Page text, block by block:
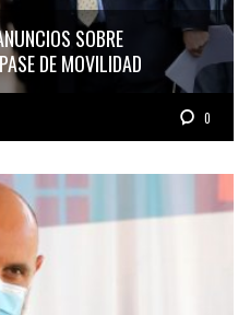
SOBRE
DE MOVILIDAD
0